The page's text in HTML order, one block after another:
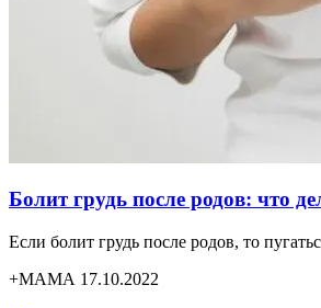
Болит грудь после родов: что
Если болит грудь после родов, то
+МАМА 17.10.2022